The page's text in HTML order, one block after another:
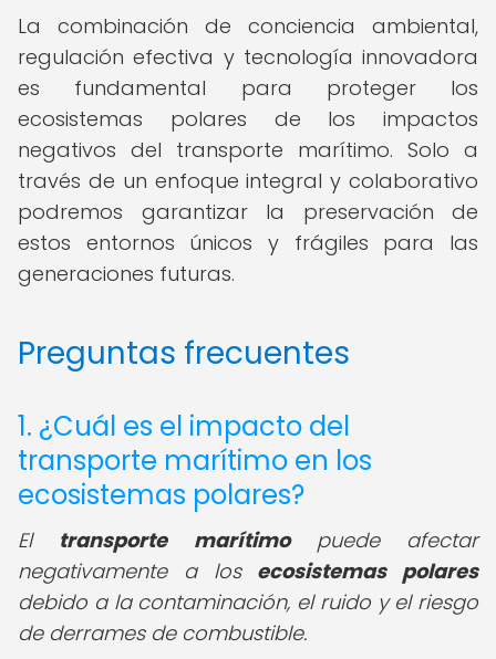
La combinación de conciencia ambiental,
regulación efectiva y tecnología innovadora
es fundamental para proteger los
ecosistemas polares de los impactos
negativos del transporte marítimo. Solo a
través de un enfoque integral y colaborativo
podremos garantizar la preservación de
estos entornos únicos y frágiles para las
generaciones futuras.
Preguntas frecuentes
1. ¿Cuál es el impacto del
transporte marítimo en los
ecosistemas polares?
El transporte marítimopuede afectar
negativamente a los ecosistemas polares
debido a la contaminación, el ruido y el riesgo
de derrames de combustible.